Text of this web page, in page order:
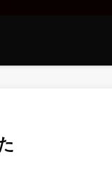
ール、サシ飲みコール